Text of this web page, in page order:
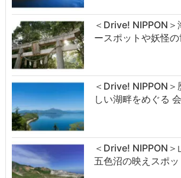
＜Drive! NIPPON
ースポットや妖怪
＜Drive! NIPPON
しい湖畔をめぐる
＜Drive! NIPPON
五色沼の映えスポ